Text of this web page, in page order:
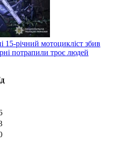
15-річний мотоцикліст збив
потрапили троє людей